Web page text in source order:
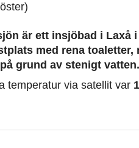
är ett insjöbad i Laxå
med rena toaletter,
grund av stenigt vatten.
temperatur via satellit var